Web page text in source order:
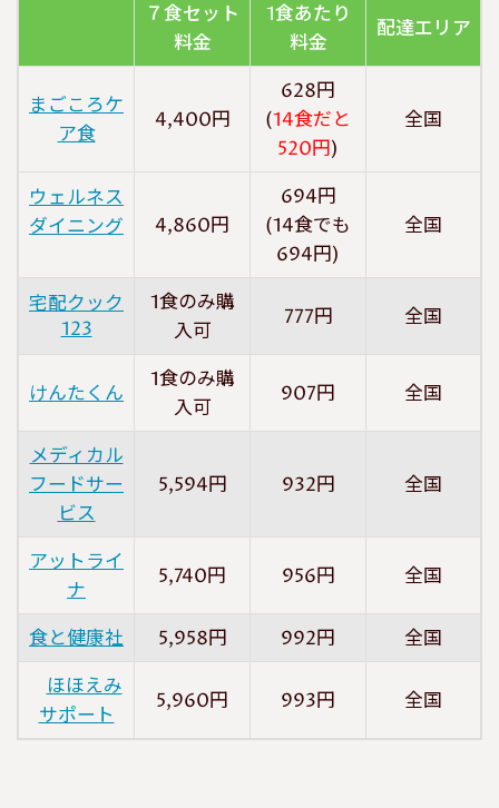
７食セット
料金
1食あたり
料金
配達エリア
まごころケ
ア食
4,400円
628円
(14食だと
520円)
全国
ウェルネス
ダイニング
4,860円
694円
(14食でも
694円)
全国
宅配クック
123
1食のみ購
入可
777円 全国
けんたくん
1食のみ購
入可
907円 全国
メディカル
フードサー
ビス
5,594円 932円 全国
アットライ
ナ
5,740円 956円 全国
食と健康社 5,958円 992円
全国
ほほえみ
サポート
5,960円 993円 全国